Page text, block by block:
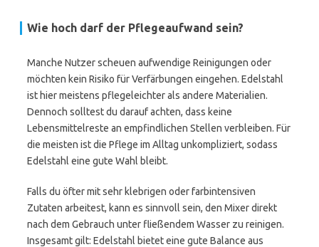
Wie hoch darf der Pflegeaufwand sein?
Manche Nutzer scheuen aufwendige Reinigungen oder
möchten kein Risiko für Verfärbungen eingehen. Edelstahl
ist hier meistens pflegeleichter als andere Materialien.
Dennoch solltest du darauf achten, dass keine
Lebensmittelreste an empfindlichen Stellen verbleiben. Für
die meisten ist die Pflege im Alltag unkompliziert, sodass
Edelstahl eine gute Wahl bleibt.
Falls du öfter mit sehr klebrigen oder farbintensiven
Zutaten arbeitest, kann es sinnvoll sein, den Mixer direkt
nach dem Gebrauch unter fließendem Wasser zu reinigen.
Insgesamt gilt: Edelstahl bietet eine gute Balance aus